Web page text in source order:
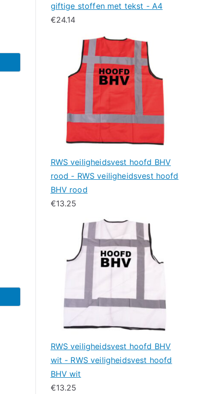
giftige stoffen met tekst - A4
€24.14
RWS veiligheidsvest hoofd BHV
rood - RWS veiligheidsvest hoofd
BHV rood
€13.25
RWS veiligheidsvest hoofd BHV
wit - RWS veiligheidsvest hoofd
BHV wit
€13.25